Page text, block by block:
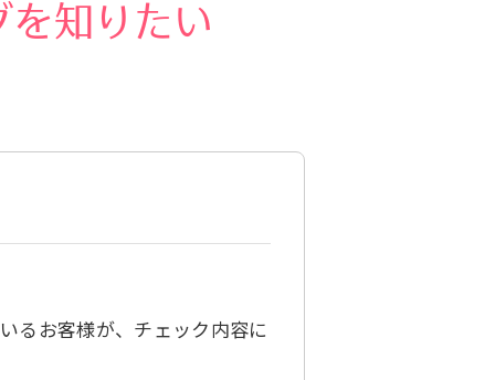
知りたい
るお客様が、チェック内容に